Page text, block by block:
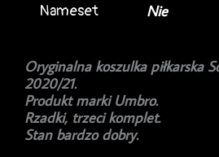
Nameset
Nie
Oryginalna koszulka piłkarska
2020/21.
Produkt marki Umbro.
Rzadki, trzeci komplet.
Stan bardzo dobry.